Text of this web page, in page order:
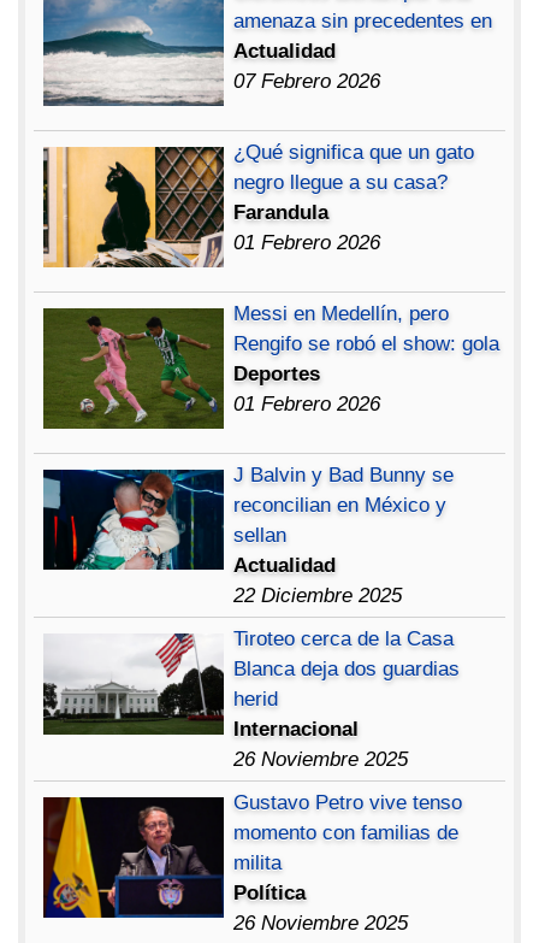
amenaza sin precedentes en
Actualidad
07 Febrero 2026
¿Qué significa que un gato
negro llegue a su casa?
Farandula
01 Febrero 2026
Messi en Medellín, pero
Rengifo se robó el show: gola
Deportes
01 Febrero 2026
J Balvin y Bad Bunny se
reconcilian en México y
sellan
Actualidad
22 Diciembre 2025
Tiroteo cerca de la Casa
Blanca deja dos guardias
herid
Internacional
26 Noviembre 2025
Gustavo Petro vive tenso
momento con familias de
milita
Política
26 Noviembre 2025